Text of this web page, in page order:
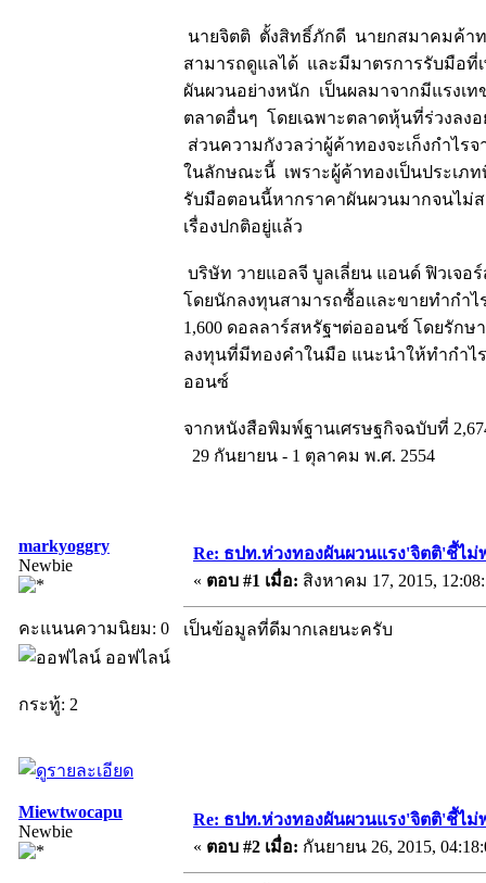
นายจิตติ ตั้งสิทธิ์ภักดี นายกสมาคมค้า
สามารถดูแลได้ และมีมาตรการรับมือที่
ผันผวนอย่างหนัก เป็นผลมาจากมีแรงเ
ตลาดอื่นๆ โดยเฉพาะตลาดหุ้นที่ร่วงลง
ส่วนความกังวลว่าผู้ค้าทองจะเก็งกำไ
ในลักษณะนี้ เพราะผู้ค้าทองเป็นประเภ
รับมือตอนนี้หากราคาผันผวนมากจนไม่
เรื่องปกติอยู่แล้ว
บริษัท วายแอลจี บูลเลี่ยน แอนด์ ฟิวเจ
โดยนักลงทุนสามารถซื้อและขายทำกำไ
1,600 ดอลลาร์สหรัฐฯต่อออนซ์ โดยรักษ
ลงทุนที่มีทองคำในมือ แนะนำให้ทำกำไ
ออนซ์
จากหนังสือพิมพ์ฐานเศรษฐกิจฉบับที่
29 กันยายน - 1 ตุลาคม พ.ศ. 2554
markyoggry
Newbie
คะแนนความนิยม: 0
ออฟไลน์
กระทู้: 2
Re: ธปท.ห่วงทองผันผวนแรง'จิตติ'ชี้ไม่
« ตอบ #1 เมื่อ: สิงหาคม 17, 2015,
เป็นข้อมูลที่ดีมากเลยนะครับ
Miewtwocapu
Newbie
Re: ธปท.ห่วงทองผันผวนแรง'จิตติ'ชี้ไม่
« ตอบ #2 เมื่อ: กันยายน 26, 2015,